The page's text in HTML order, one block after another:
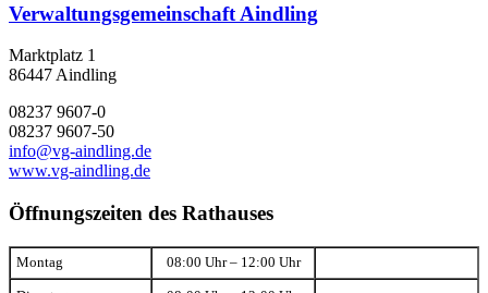
Verwaltungsgemeinschaft Aindling
Marktplatz 1
86447 Aindling
08237 9607-0
08237 9607-50
info@vg-aindling.de
www.vg-aindling.de
Öffnungszeiten des Rathauses
Montag 08:00 Uhr – 12:00 Uhr